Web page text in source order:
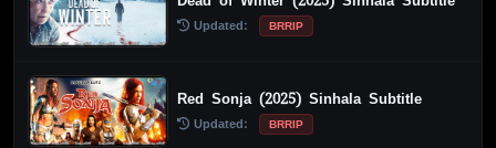
Updated: BRRIP
Red Sonja (2025) Sinhala Subtitle
Updated: BRRIP